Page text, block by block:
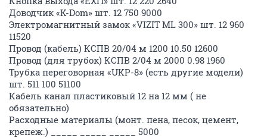
Доводчик «K-Dom» шт. 12 750 9000
Электромагнитный замок «VIZIT ML 300» шт. 12 960
11520
Провод (кабель) КСПВ 20/04 м 1200 10.50 12600
Провод (для трубок) КСПВ 2/04 м 2000 0.98 1960
Трубка переговорная «UKP-8» (есть другие модели)
шт. 511 100 51100
Кабель канал пластиковый 12 на 12 мм ( не
обязательно)
Расходные материалы (монт. пена, песок, цемент,
крепеж.) _____ _____ _____ 5000